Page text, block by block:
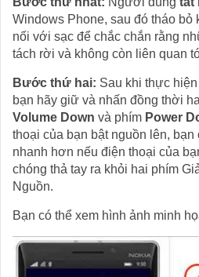
Windows Phone, sau đó tháo bỏ
nối với sạc để chắc chắn rằng
tách rời và không còn liên quan
Bước thứ hai: Sau khi thực
bạn hãy giữ và nhấn đồng thời
Volume Down và phím Power
thoại của bạn bật nguồn lên, bạn
nhanh hơn nếu điện thoại của
chóng thả tay ra khỏi hai phím
Nguồn.
Bạn có thể xem hình ảnh minh